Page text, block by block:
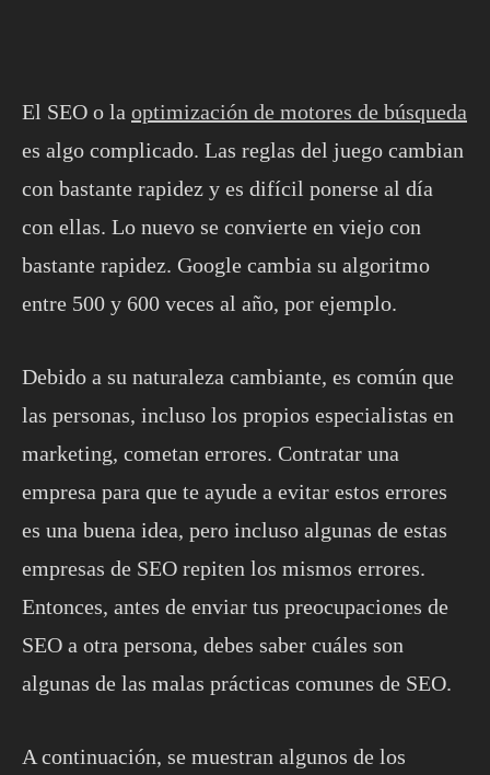
El SEO o la optimización de motores de búsqueda
es algo complicado. Las reglas del juego cambian
con bastante rapidez y es difícil ponerse al día
con ellas. Lo nuevo se convierte en viejo con
bastante rapidez. Google cambia su algoritmo
entre 500 y 600 veces al año, por ejemplo.
Debido a su naturaleza cambiante, es común que
las personas, incluso los propios especialistas en
marketing, cometan errores. Contratar una
empresa para que te ayude a evitar estos errores
es una buena idea, pero incluso algunas de estas
empresas de SEO repiten los mismos errores.
Entonces, antes de enviar tus preocupaciones de
SEO a otra persona, debes saber cuáles son
algunas de las malas prácticas comunes de SEO.
A continuación, se muestran algunos de los